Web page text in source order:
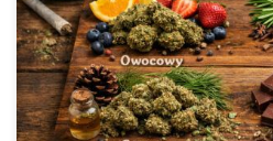
przewodnik po zapachach, nutach i
stanowi jeden z najbardziej
rośliny i bardzo często to właśnie
wyobrażenie o konkretnej odmianie.
cytrusowa nuta przywodząca na
lub […]